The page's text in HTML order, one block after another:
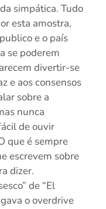
simpática. Tudo
esta amostra,
e o país
se poderem
divertir-se
e aos consensos
sobre a
nunca
de ouvir
que é sempre
escrevem sobre
dizer.
de “El
o overdrive